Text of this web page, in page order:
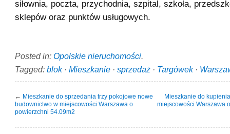
siłownia, poczta, przychodnia, szpital, szkoła,
sklepów oraz punktów usługowych.
Posted in: Opolskie nieruchomości.
Tagged: blok· Mieszkanie · sprzedaż · Targówek·
← Mieszkanie do sprzedania trzy pokojowe nowe
budownictwo w miejscowości Warszawa o
powierzchni 54.09m2
Mieszkanie do
miejscowości Warszawa